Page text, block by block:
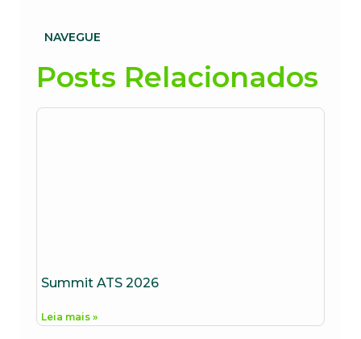
NAVEGUE
Posts Relacionados
Summit ATS 2026
Leia mais »